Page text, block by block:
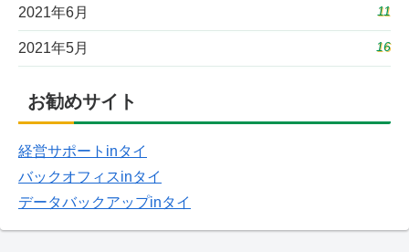
2021年6月 11
2021年5月 16
お勧めサイト
経営サポートinタイ
バックオフィスinタイ
データバックアップinタイ